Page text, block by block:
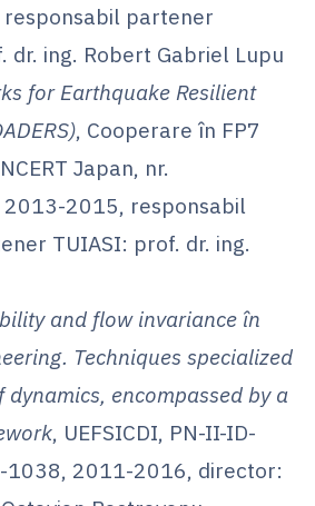
partener
dr. ing. Robert Gabriel Lupu
for Earthquake Resilient
, Cooperare în FP7
Japan, nr.
2015, responsabil
TUIASI: prof. dr. ing.
and flow invariance în
Techniques specialized
dynamics, encompassed by a
, UEFSICDI, PN-II-ID-
1038, 2011-2016, director: